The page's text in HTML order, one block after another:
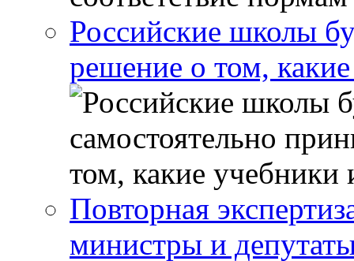
Российские школы
решение о том,
Повторная
министры и